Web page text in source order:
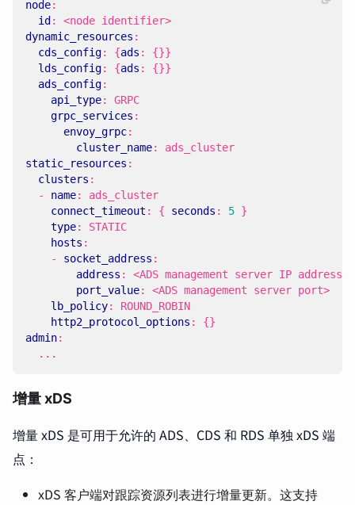
node:
id :
<node identifier>
dynamic_resources :
cds_config: {ads :
{}}
lds_config: {ads :
{}}
ads_config:
api_type:
GRPC
grpc_services :
envoy_grpc:
cluster_name:
ads_cluster
static_resources :
clusters :
- name:
ads_cluster
connect_timeout : { seconds : 5 }
type:
STATIC
hosts :
- socket_address :
address :
<ADS management server IP address>
port_value:
<ADS management server port>
lb_policy:
ROUND_ROBIN
http2_protocol_options :
{}
admin:
...
增量 xDS
增量 xDS 是可用于允许的 ADS、CDS 和 RDS 单独 xDS 端
点：
xDS 客户端对跟踪资源列表进行增量更新。这支持